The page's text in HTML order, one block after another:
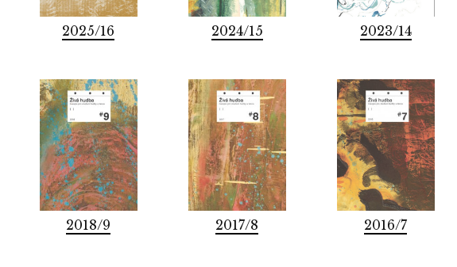
2025/16 2024/15 2023/14
2018/9 2017/8 2016/7